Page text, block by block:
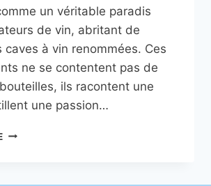
un véritable paradis
de vin, abritant de
caves à vin renommées. Ces
ne se contentent pas de
ils racontent une
une passion…
LES